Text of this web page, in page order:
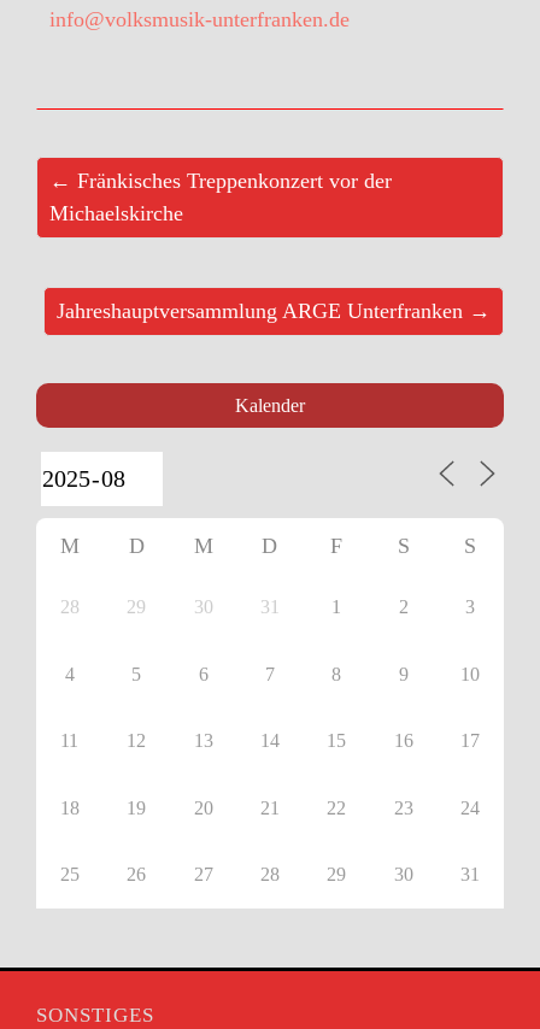
info@volksmusik-unterfranken.de
← Fränkisches Treppenkonzert vor der
Michaelskirche
Jahreshauptversammlung ARGE Unterfranken →
Kalender
M D M D F S S
28 29 30 31 1 2 3
4 5 6 7 8 9 10
11 12 13 14 15 16 17
18 19 20 21 22 23 24
25 26 27 28 29 30 31
SONSTIGES